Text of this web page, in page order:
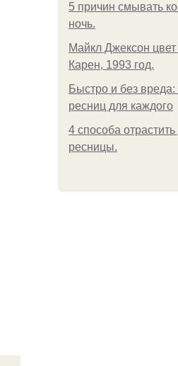
5 причин смывать
ночь.
Майкл Джексон цвет
Карен, 1993 год.
Быстро и без
ресниц для каждого
4 способа
ресницы.